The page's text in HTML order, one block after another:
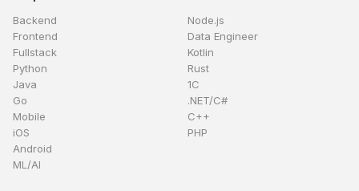
Backend
Frontend
Fullstack
Python
Java
Go
Mobile
iOS
Android
ML/AI
Node.js
Data Engineer
Kotlin
Rust
1C
.NET/C#
C++
PHP